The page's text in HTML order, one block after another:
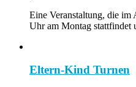
Eine Veranstaltung, die im
Uhr am Montag stattfindet
Eltern-Kind Turnen